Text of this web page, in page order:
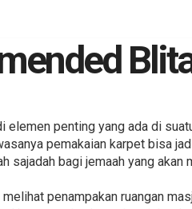
elemen penting yang ada di
pemakaian karpet bisa
sajadah bagi jemaah yang akan
penampakan ruangan